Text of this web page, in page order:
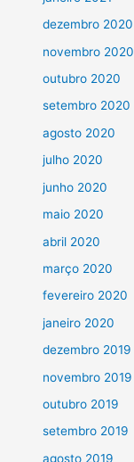
dezembro 2020
novembro 2020
outubro 2020
setembro 2020
agosto 2020
julho 2020
junho 2020
maio 2020
abril 2020
março 2020
fevereiro 2020
janeiro 2020
dezembro 2019
novembro 2019
outubro 2019
setembro 2019
agosto 2019